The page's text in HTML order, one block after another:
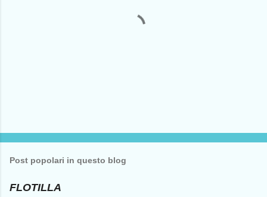
a
n
c
Post popolari in questo blog
FLOTILLA